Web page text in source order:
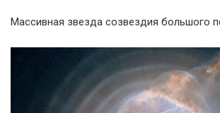
Массивная звезда созвездия большого